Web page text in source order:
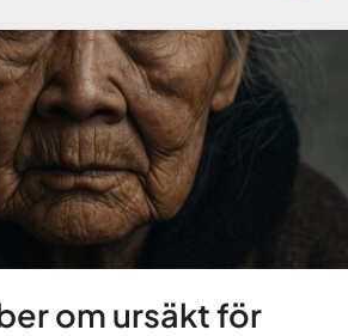
om ursäkt för